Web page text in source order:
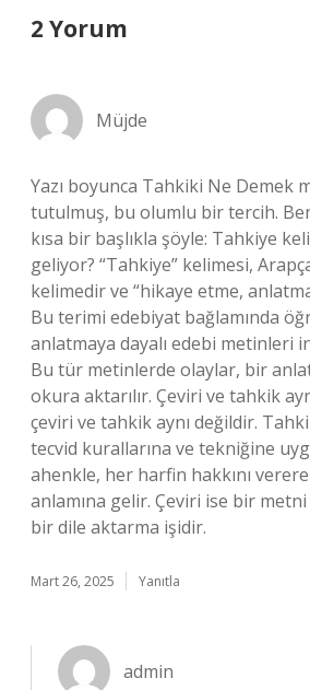
2 Yorum
Müjde
Yazı boyunca Tahkiki Ne Demek
tutulmuş, bu olumlu bir tercih.
kısa bir başlıkla şöyle: Tahkiye
geliyor? “Tahkiye” kelimesi,
kelimedir ve “hikaye etme,
Bu terimi edebiyat bağlamında
anlatmaya dayalı edebi metinleri
Bu tür metinlerde olaylar, bir
okura aktarılır. Çeviri ve tahkik
çeviri ve tahkik aynı değildir.
tecvid kurallarına ve tekniğine
ahenkle, her harfin hakkını
anlamına gelir. Çeviri ise bir
bir dile aktarma işidir.
Mart 26, 2025 Yanıtla
admin